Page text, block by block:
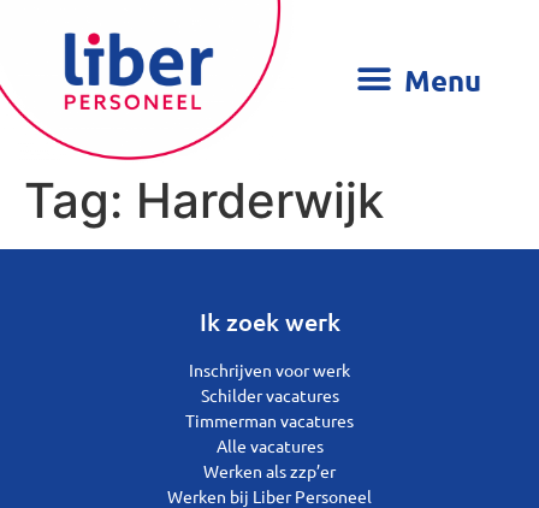
Tag: Harderwijk
Ik zoek werk
Inschrijven voor werk
Schilder vacatures
Timmerman vacatures
Alle vacatures
Werken als zzp’er
Werken bij Liber Personeel